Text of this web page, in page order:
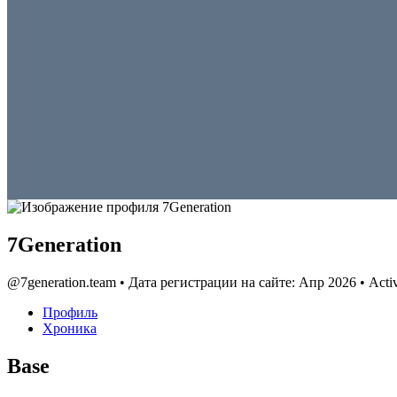
7Generation
@7generation.team • Дата регистрации на сайте: Апр 2026 •
Профиль
Хроника
Base